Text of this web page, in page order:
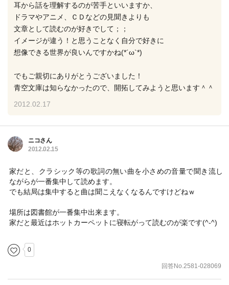
耳から話を理解するのが苦手といいますか、
ドラマやアニメ、ＣＤなどの見聞きよりも
文章として読むのが好きでして；；
イメージが違う！と思うことなく自分で好きに
想像できる世界が良いんですかね(*´ω`*)
でもご親切にありがとうございました！
青空文庫は知らなかったので、開拓してみようと思います＾＾
2012.02.17
ニコさん
2012.02.15
家だと、クラシック等の歌詞の無い曲を小さめの音量で聞き流し
ながらが一番集中して読めます。
でも結局は集中すると曲は聞こえなくなるんですけどねｗ
場所は図書館が一番集中出来ます。
家だと最近はホットカーペットに寝転がって読むのが楽です(^-^)
0
回答No.2581-028069